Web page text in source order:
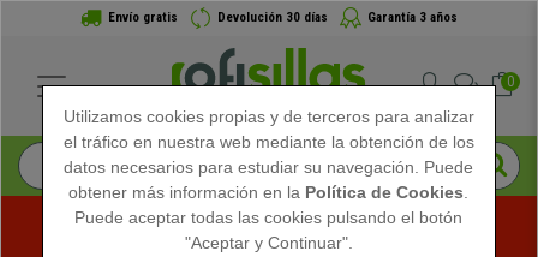
Envío gratis Devolución 30 días Garantía 3 años
0
Utilizamos cookies propias y de terceros para analizar
el tráfico en nuestra web mediante la obtención de los
datos necesarios para estudiar su navegación. Puede
obtener más información en la Política de Cookies
Puede aceptar todas las cookies pulsando el botón
"Aceptar y Continuar".